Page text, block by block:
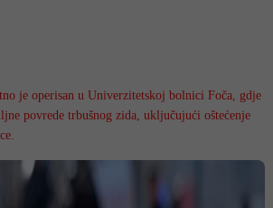
je operisan u Univerzitetskoj bolnici Foča, gdje
povrede trbušnog zida, uključujući oštećenje